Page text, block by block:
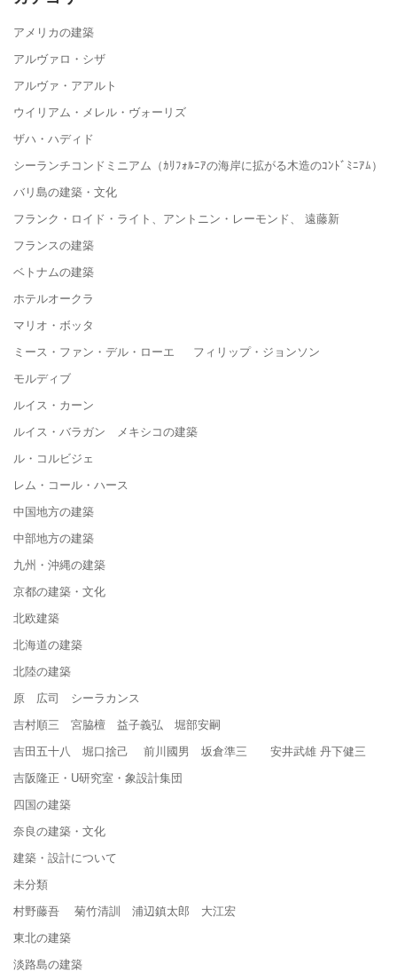
アメリカの建築
アルヴァロ・シザ
アルヴァ・アアルト
ウイリアム・メレル・ヴォーリズ
ザハ・ハディド
シーランチコンドミニアム（ｶﾘﾌｫﾙﾆｱの海岸に拡がる木造のｺﾝﾄﾞﾐﾆｱﾑ）
バリ島の建築・文化
フランク・ロイド・ライト、アントニン・レーモンド、 遠藤新
フランスの建築
ベトナムの建築
ホテルオークラ
マリオ・ボッタ
ミース・ファン・デル・ローエ フィリップ・ジョンソン
モルディブ
ルイス・カーン
ルイス・バラガン メキシコの建築
ル・コルビジェ
レム・コール・ハース
中国地方の建築
中部地方の建築
九州・沖縄の建築
京都の建築・文化
北欧建築
北海道の建築
北陸の建築
原 広司 シーラカンス
吉村順三 宮脇檀 益子義弘 堀部安嗣
吉田五十八 堀口捨己 前川國男 坂倉準三 安井武雄 丹下健三
吉阪隆正・U研究室・象設計集団
四国の建築
奈良の建築・文化
建築・設計について
未分類
村野藤吾 菊竹清訓 浦辺鎮太郎 大江宏
東北の建築
淡路島の建築